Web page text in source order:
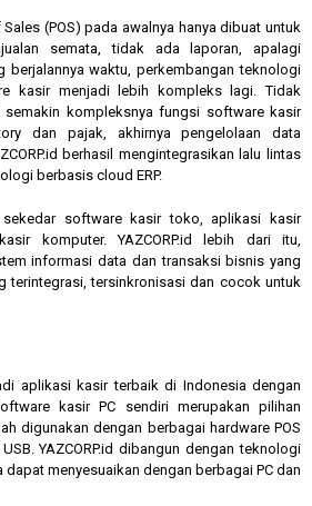
(POS) pada awalnya hanya dibuat untuk
semata, tidak ada laporan, apalagi
berjalannya waktu, perkembangan teknologi
kasir menjadi lebih kompleks lagi. Tidak
kompleksnya fungsi software kasir
dan pajak, akhirnya pengelolaan data
berhasil mengintegrasikan lalu lintas
berbasis cloud ERP.
sekedar software kasir toko, aplikasi kasir
komputer. YAZCORP.id lebih dari itu,
informasi data dan transaksi bisnis yang
terintegrasi, tersinkronisasi dan cocok untuk
aplikasi kasir terbaik di Indonesia dengan
kasir PC sendiri merupakan pilihan
digunakan dengan berbagai hardware POS
YAZCORP.id dibangun dengan teknologi
dapat menyesuaikan dengan berbagai PC dan